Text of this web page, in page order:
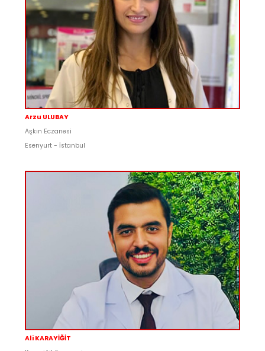
Arzu ULUBAY
Aşkın Eczanesi
Esenyurt - İstanbul
Ali KARAYİĞİT